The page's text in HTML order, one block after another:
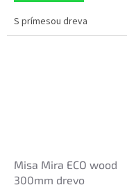
S prímesou dreva
Misa Mira ECO wood
300mm drevo